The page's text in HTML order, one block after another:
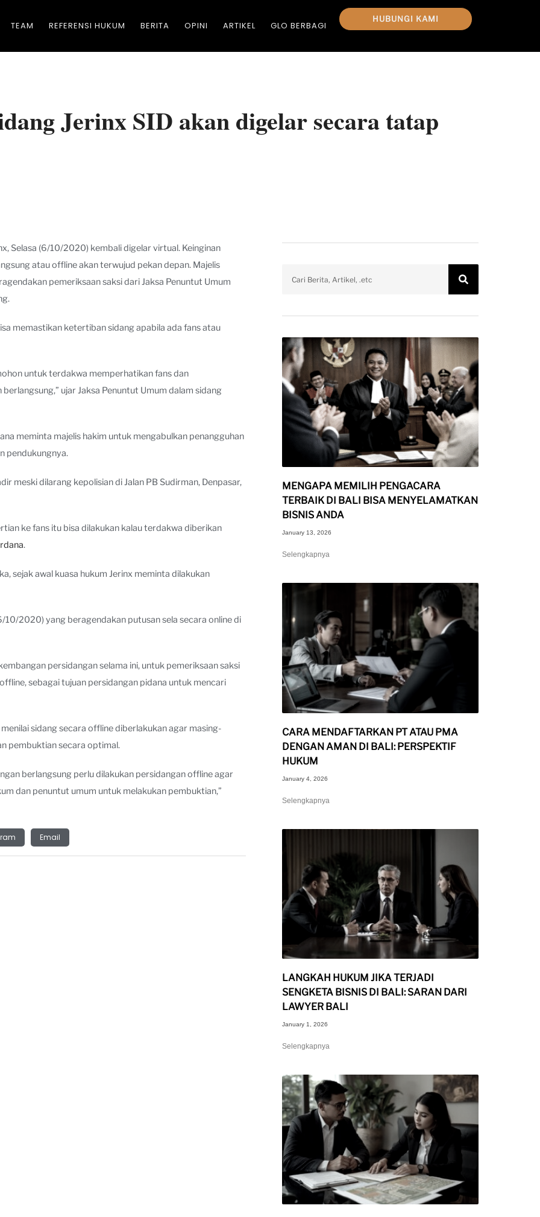
TEAM REFERENSI HUKUM BERITA OPINI ARTIKEL GLO BERBAGI
HUBUNGI KAMI
Jerinx SID akan digelar secara tatap
Selasa (6/10/2020) kembali digelar virtual. Keinginan
atau offline akan terwujud pekan depan. Majelis
pemeriksaan saksi dari Jaksa Penuntut Umum
memastikan ketertiban sidang apabila ada fans atau
untuk terdakwa memperhatikan fans dan
ujar Jaksa Penuntut Umum dalam sidang
meminta majelis hakim untuk mengabulkan penangguhan
pendukungnya.
meski dilarang kepolisian di Jalan PB Sudirman, Denpasar,
ke fans itu bisa dilakukan kalau terdakwa diberikan
.
sejak awal kuasa hukum Jerinx meminta dilakukan
10/2020) yang beragendakan putusan sela secara online di
persidangan selama ini, untuk pemeriksaan saksi
sebagai tujuan persidangan pidana untuk mencari
sidang secara offline diberlakukan agar masing-
pembuktian secara optimal.
berlangsung perlu dilakukan persidangan offline agar
dan penuntut umum untuk melakukan pembuktian,”
Email
MENGAPA MEMILIH PENGACARA
TERBAIK DI BALI BISA MENYELAMATKAN
BISNIS ANDA
January 13, 2026
Selengkapnya
CARA MENDAFTARKAN PT ATAU PMA
DENGAN AMAN DI BALI: PERSPEKTIF
HUKUM
January 4, 2026
Selengkapnya
LANGKAH HUKUM JIKA TERJADI
SENGKETA BISNIS DI BALI: SARAN DARI
LAWYER BALI
January 1, 2026
Selengkapnya